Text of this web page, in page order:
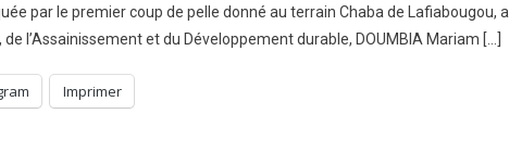
Plus
De
Milliards
par le premier coup de pelle donné au terrain Chaba de Lafiabougou, a
l’Assainissement et du Développement durable, DOUMBIA Mariam […]
Imprimer